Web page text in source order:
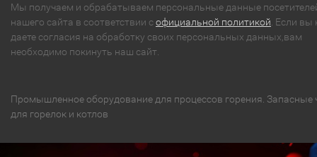
Мы получаем и обрабатываем персональные данные
нашего сайта в соответствии софициальной политикой . Если вы
даете согласия на обработку своих персональных данных,вам
необходимо покинуть наш сайт.
Промышленное оборудование для процессов горения. Запасные
для горелок и котлов